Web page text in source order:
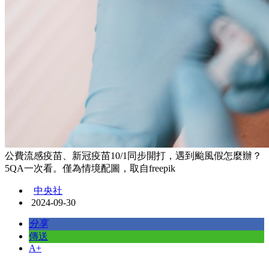
公費流感疫苗、新冠疫苗10/1同步開打，遇到颱風假怎麼辦？
5QA一次看。僅為情境配圖，取自freepik
中央社
2024-09-30
分享
傳送
A+